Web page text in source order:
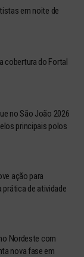
em noite de
cobertura do Fortal
no São João 2026
principais polos
ação para
prática de atividade
Nordeste com
nova fase em